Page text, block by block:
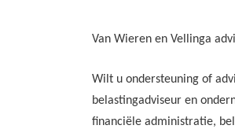
Van Wieren en Vellinga
Wilt u ondersteuning of
belastingadviseur en
financiële administratie,